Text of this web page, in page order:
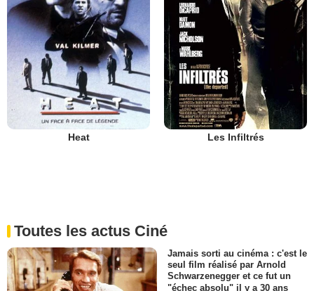
Heat Les Infiltrés
Toutes les actus Ciné
Jamais sorti au cinéma : c'est le
seul film réalisé par Arnold
Schwarzenegger et ce fut un
"échec absolu" il y a 30 ans